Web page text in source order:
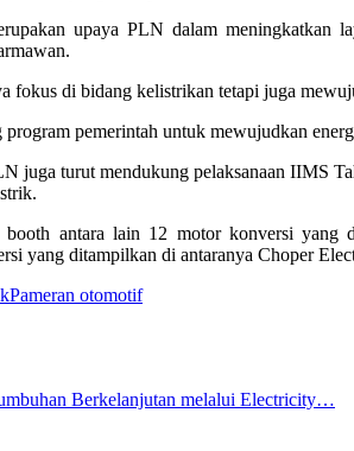
upaya PLN dalam meningkatkan
fokus di bidang kelistrikan tetapi juga
pemerintah untuk mewujudkan
juga turut mendukung pelaksanaan IIMS
antara lain 12 motor konversi yang
yang ditampilkan di antaranya Choper
Pameran otomotif
Berkelanjutan melalui Electricity…